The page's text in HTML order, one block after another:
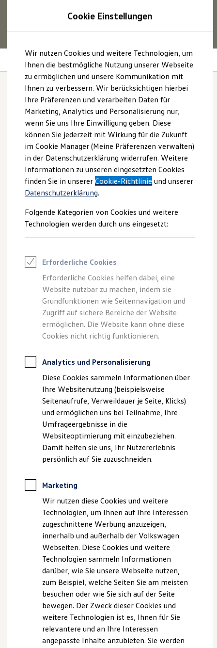
Hauptinhalt
springen
Footer
springen
Profitieren Sie von bis zu6.000 € 1
VolkswagenID. oder
Hybridmodelle.
Mehr zur E‑Auto-Förderung
Modelle und Konfigurator
Konfigurator
Modelle vergleichen
Konfiguration laden
Autosuche
Elektroautos
ENERGY Sondermodelle
Nutzfahrzeuge
SUV und CUV
Familienautos
Kombis
Kompaktwagen
Sportwagen
Schnell verfügbare Fahrzeuge
Angebote und Produkte
Aktuelle Angebote
E-Auto-Förderung
Volkswagen Marktplatz
Elektromobilität bei Gebrauchtwagen
Saisonangebote
Reifenpakete
Leasing
Leasing-Angebote
Gebrauchtwagen Leasing
Junge Gebrauchtwagen-Leasing
Elektroauto Leasing
Kleinwagen-Leasing
Autokredit mit Schlussrate
Versicherungen und Garantien
Kfz-Versicherung
Restschuldversicherungen
Garantien
Wartungsverträge
Geschäftskunden
Professional Class bei Volkswagen
Großkunden
Behörden
Direktkunden
Sonderfahrzeuge
Elektromobilität
Elektroautos
Elektrofahrzeugkonzepte
ID. EVERY1
Reichweite
Reichweite der ID. Modelle
Reichweite im Winter
Rekuperation
Laden
Laden unterwegs
Laden Zuhause
Ladestationen finden
Ladezeitensimulator
Sicherheit
Garantie und Lebensdauer
Nachhaltigkeit
Kosten und Kauf
Erhöhte Anhängelast
Mehr bewegen.
Die auf Wunsch erhältliche anklappbare
Anhängevorrichtung mit elektrischer Entriegelung ist dank
4MOTION DualmotorAllradantriebs für Lasten
zu 1.800 kg
ausgelegt. Wenn sie nicht mehr benötigt
wird, lässt sie sich mit wenigen Handgriffen unter den
Stoßfänger klappen.
Angaben zum Digital Services Act (DSA)
EU Data Act
Produktsicherheitsinformationen
Vertrag Widerrufen
Disclaimer von Volkswagen AG
Paket:
Energieverbrauch kombiniert: 18,2 - 16,3 kWh/100
km; CO₂-Emission kombiniert: 0 g/km; CO₂-Klasse(n): A.
Gebremst bei 12 % Steigung.
Die in dieser Darstellung gezeigten Fahrzeuge und
Ausstattungen können in einzelnen Details vom aktuellen
deutschen Lieferprogramm abweichen. Abgebildet sind
teilweise Sonderausstattungen der Fahrzeuge gegen
Bitte beachten Sie auch unseren Konfigurator für eine
Übersicht der aktuell verfügbaren Modelle und Ausstattungen.
Die angegebenen Verbrauchs- und Emissionswerte beziehen
sich nicht auf ein einzelnes Fahrzeug und sind nicht Bestandteil
des Angebots, sondern dienen allein Vergleichszwecken
zwischen den verschiedenen Fahrzeugtypen.
Zusatzausstattungen undZubehör(Anbauteile, Reifenformat
Cookie Einstellungen
Wir nutzen Cookies und weitere Technologien, um
Ihnen die bestmögliche Nutzung unserer Webseite
zu ermöglichen und unsere Kommunikation mit
Ihnen zu verbessern. Wir berücksichtigen hierbei
Ihre Präferenzen und verarbeiten Daten für
Marketing, Analytics und Personalisierung nur,
wenn Sie uns Ihre Einwilligung geben. Diese
können Sie jederzeit mit Wirkung für die Zukunft
im Cookie Manager (Meine Präferenzen verwalten)
in der Datenschutzerklärung widerrufen. Weitere
Informationen zu unseren eingesetzten Cookies
finden Sie in unsererCookie-Richtlinie und unserer
Datenschutzerklärung.
Folgende Kategorien von Cookies und weitere
Technologien werden durch uns eingesetzt:
Erforderliche Cookies
Erforderliche Cookies helfen dabei, eine
Website nutzbar zu machen, indem sie
Grundfunktionen wie Seitennavigation und
Zugriff auf sichere Bereiche der Website
ermöglichen. Die Website kann ohne diese
Cookies nicht richtig funktionieren.
Analytics und Personalisierung
Diese Cookies sammeln Informationen über
Ihre Websitenutzung (beispielsweise
Seitenaufrufe, Verweildauer je Seite, Klicks)
und ermöglichen uns bei Teilnahme, Ihre
Umfrageergebnisse in die
Websiteoptimierung mit einzubeziehen.
Damit helfen sie uns, Ihr Nutzererlebnis
persönlich auf Sie zuzuschneiden.
Marketing
Wir nutzen diese Cookies und weitere
Technologien, um Ihnen auf Ihre Interessen
zugeschnittene Werbung anzuzeigen,
innerhalb und außerhalb der Volkswagen
Webseiten. Diese Cookies und weitere
Technologien sammeln Informationen
darüber, wie Sie unsere Webseite nutzen,
zum Beispiel, welche Seiten Sie am meisten
besuchen oder wie Sie sich auf der Seite
bewegen. Der Zweck dieser Cookies und
weitere Technologien ist es, Ihnen für Sie
relevantere und an Ihre Interessen
angepasste Inhalte anzubieten. Sie werden